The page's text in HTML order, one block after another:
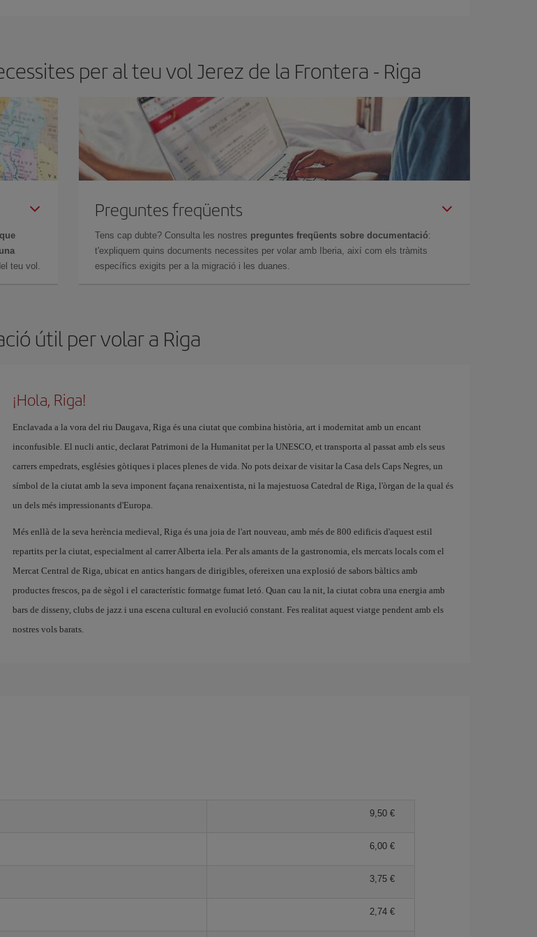
per al teu vol Jerez de la Frontera - Riga
teu vol.
Preguntes freqüents
Tens cap dubte? Consulta les nostres preguntes freqüents sobre documentació:
t'expliquem quins documents necessites per volar amb Iberia, així com els tràmits
específics exigits per a la migració i les duanes.
útil per volar a Riga
¡Hola, Riga!
Enclavada a la vora del riu Daugava, Riga és una ciutat que combina història, art i modernitat amb un encant
inconfusible. El nucli antic, declarat Patrimoni de la Humanitat per la UNESCO, et transporta al passat amb els seus
carrers empedrats, esglésies gòtiques i places plenes de vida. No pots deixar de visitar la Casa dels Caps Negres, un
símbol de la ciutat amb la seva imponent façana renaixentista, ni la majestuosa Catedral de Riga, l'òrgan de la qual és
un dels més impressionants d'Europa.
Més enllà de la seva herència medieval, Riga és una joia de l'art nouveau, amb més de 800 edificis d'aquest estil
repartits per la ciutat, especialment al carrer Alberta iela. Per als amants de la gastronomia, els mercats locals com el
Mercat Central de Riga, ubicat en antics hangars de dirigibles, ofereixen una explosió de sabors bàltics amb
productes frescos, pa de sègol i el característic formatge fumat letó. Quan cau la nit, la ciutat cobra una energia amb
bars de disseny, clubs de jazz i una escena cultural en evolució constant. Fes realitat aquest viatge pendent amb els
nostres vols barats.
9,50
6,00
3,75
2,74